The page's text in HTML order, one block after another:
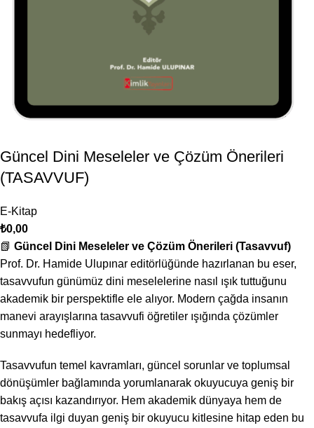
Güncel Dini Meseleler ve Çözüm Önerileri
(TASAVVUF)
E-Kitap
₺0,00
📗 Güncel Dini Meseleler ve Çözüm Önerileri (Tasavvuf)
Prof. Dr. Hamide Ulupınar editörlüğünde hazırlanan bu eser,
tasavvufun günümüz dini meselelerine nasıl ışık tuttuğunu
akademik bir perspektifle ele alıyor. Modern çağda insanın
manevi arayışlarına tasavvufi öğretiler ışığında çözümler
sunmayı hedefliyor.
Tasavvufun temel kavramları, güncel sorunlar ve toplumsal
dönüşümler bağlamında yorumlanarak okuyucuya geniş bir
bakış açısı kazandırıyor. Hem akademik dünyaya hem de
tasavvufa ilgi duyan geniş bir okuyucu kitlesine hitap eden bu